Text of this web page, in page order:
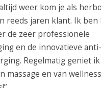
weer kom je als
reeds jaren klant. Ik ben
de zeer professionele
en de innovatieve
Regelmatig geniet
massage en van